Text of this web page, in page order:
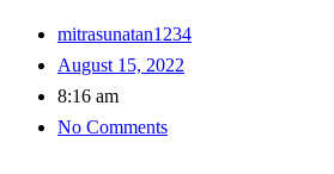
mitrasunatan1234
August 15, 2022
8:16 am
No Comments